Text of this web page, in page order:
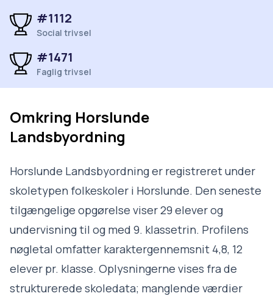
#1112
Social trivsel
#1471
Faglig trivsel
Omkring Horslunde
Landsbyordning
Horslunde Landsbyordning er registreret under
skoletypen folkeskoler i Horslunde. Den seneste
tilgængelige opgørelse viser 29 elever og
undervisning til og med 9. klassetrin. Profilens
nøgletal omfatter karaktergennemsnit 4,8, 12
elever pr. klasse. Oplysningerne vises fra de
strukturerede skoledata; manglende værdier